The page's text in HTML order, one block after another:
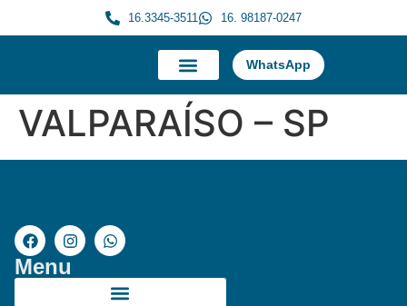
16.3345-3511 16. 98187-0247
WhatsApp
VALPARAÍSO – SP
Menu